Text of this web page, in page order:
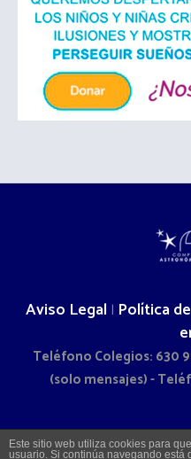
Aviso Legal | Política
Teléfono Colegios: 630
(solo mensajes) -
2026 © COMPLEJO
Este sitio web utiliza cookies para
usuario. Si continúa navegando está